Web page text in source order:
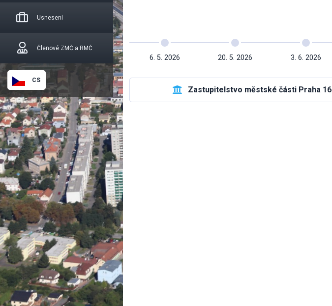
Usnesení
Členové ZMČ a RMČ
CS
6. 5. 2026 20. 5. 2026 3. 6. 2026
 Zastupitelstvo městské části Praha 16